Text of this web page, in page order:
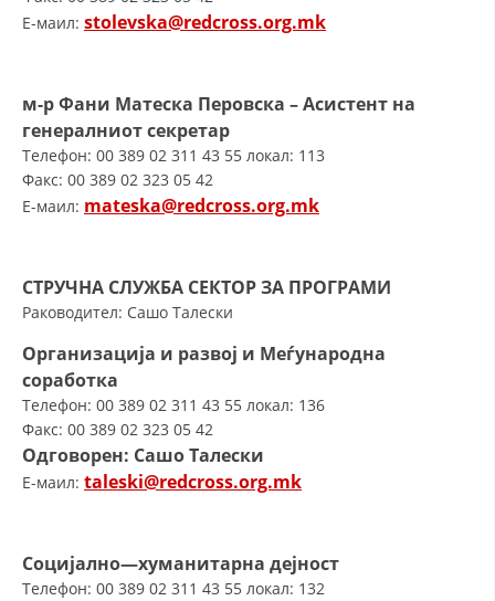
СОЦИЈАЛНО ХУМАНИТАРНА ДЕЈНОСТ
ТИМОВИ НА ООЦК
СПАСИТЕЛНА СТАНИЦА ВОДНО
ОДНОСИ СО ЈАВНОСТ
ДОГОВОРИ
ЗНАЧЕЊЕ НА СЛУЖБАТА ЗА БАРАЊЕ
ФОРМУЛАРИ ЗА БАРАЊА
ПРВА ПОМОШ
E-маил: stolevska@redcross.org.mk
м-рФани Матеска Перовска – Асистент на
генералниот секретар
Телефон: 00 389 02 311 43 55 локал: 113
Факс: 00 389 02 323 05 42
E-маил: mateska@redcross.org.mk
СТРУЧНА СЛУЖБА СЕКТОР ЗА ПРОГРАМИ
Раководител: Сашо Талески
Организација и развој и Меѓународна
соработка
Телефон: 00 389 02 311 43 55 локал: 136
Факс: 00 389 02 323 05 42
Одговорен: Сашо Талески
E-маил: taleski@redcross.org.mk
Социјално—хуманитарна дејност
Телефон: 00 389 02 311 43 55 локал: 132